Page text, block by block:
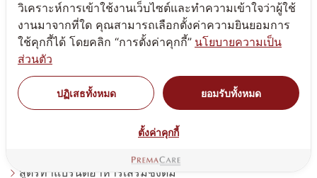
ประเภทผลิตภัณฑ์
สูตรทำแบรนด์แอลกอฮอล์
สูตรทำแบรนด์ครีมสกินแคร์
สูตรทำแบรนด์เครื่องสำอาง
สูตรทำแบรนด์เวชสำอาง
สูตรทำแบรนด์อาหารเสริมชงดื่ม
วิเคราะห์การเข้าใช้งานเว็บไซต์และทำความเข้าใจว่าผู้ใช้
งานมาจากที่ใด คุณสามารถเลือกตั้งค่าความยินยอมการ
ใช้คุกกี้ได้ โดยคลิก “การตั้งค่าคุกกี้” นโยบายความเป็น
ส่วนตัว
ปฏิเสธทั้งหมด ยอมรับทั้งหมด
ตั้งค่าคุกกี้